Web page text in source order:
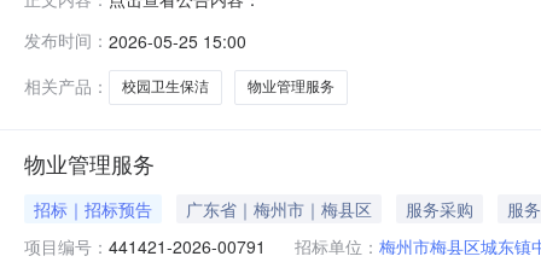
发布时间： 2026-05-25 15:00
相关产品：
校园卫生保洁 物业管理服务
物业管理服务
招标｜招标预告 广东省｜梅州市｜梅县区 服务采购
服务
项目编号： 441421-2026-00791 招标单位： 梅州市梅县区城东镇